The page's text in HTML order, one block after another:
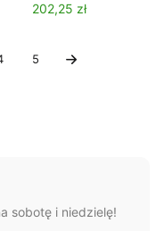
202,25 zł
5
sobotę i niedzielę!